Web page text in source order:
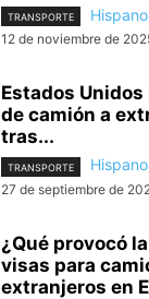
TRANSPORTE
12 de noviembre de
Estados
de camión a
tras...
TRANSPORTE
27 de septiembre de
¿Qué provocó
visas para
extranjeros en